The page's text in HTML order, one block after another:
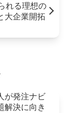
れる理想の
大企業開拓
が発注ナビ
解決に向き